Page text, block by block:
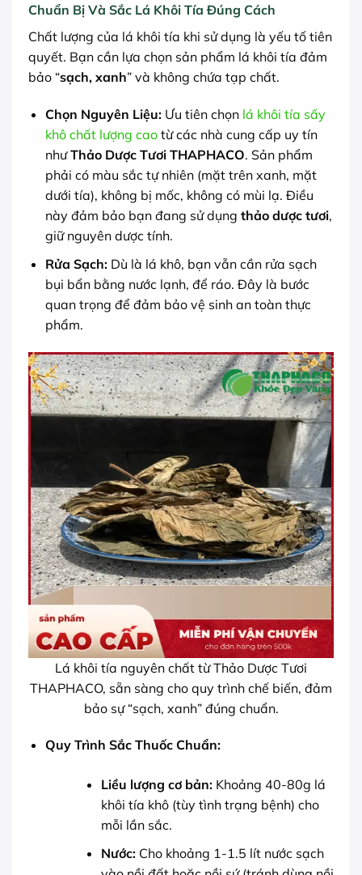
Chuẩn Bị Và Sắc Lá Khôi Tía Đúng Cách
Chất lượng của lá khôi tía khi sử dụng là yếu tố tiên
quyết. Bạn cần lựa chọn sản phẩm lá khôi tía đảm
bảo “sạch, xanh” và không chứa tạp chất.
Chọn Nguyên Liệu:Ưu tiên chọn lá khôi tía sấy
khô chất lượng caotừ các nhà cung cấp uy tín
nhưThảo Dược Tươi THAPHACO. Sản phẩm
phải có màu sắc tự nhiên (mặt trên xanh, mặt
dưới tía), không bị mốc, không có mùi lạ. Điều
này đảm bảo bạn đang sử dụng thảo dược tươi,
giữ nguyên dược tính.
Rửa Sạch:Dù là lá khô, bạn vẫn cần rửa sạch
bụi bẩn bằng nước lạnh, để ráo. Đây là bước
quan trọng để đảm bảo vệ sinh an toàn thực
phẩm.
Lá khôi tía nguyên chất từ Thảo Dược Tươi
THAPHACO, sẵn sàng cho quy trình chế biến, đảm
bảo sự “sạch, xanh” đúng chuẩn.
Quy Trình Sắc Thuốc Chuẩn:
Liều lượng cơ bản:Khoảng 40-80g lá
khôi tía khô (tùy tình trạng bệnh) cho
mỗi lần sắc.
Nước:Cho khoảng 1-1.5 lít nước sạch